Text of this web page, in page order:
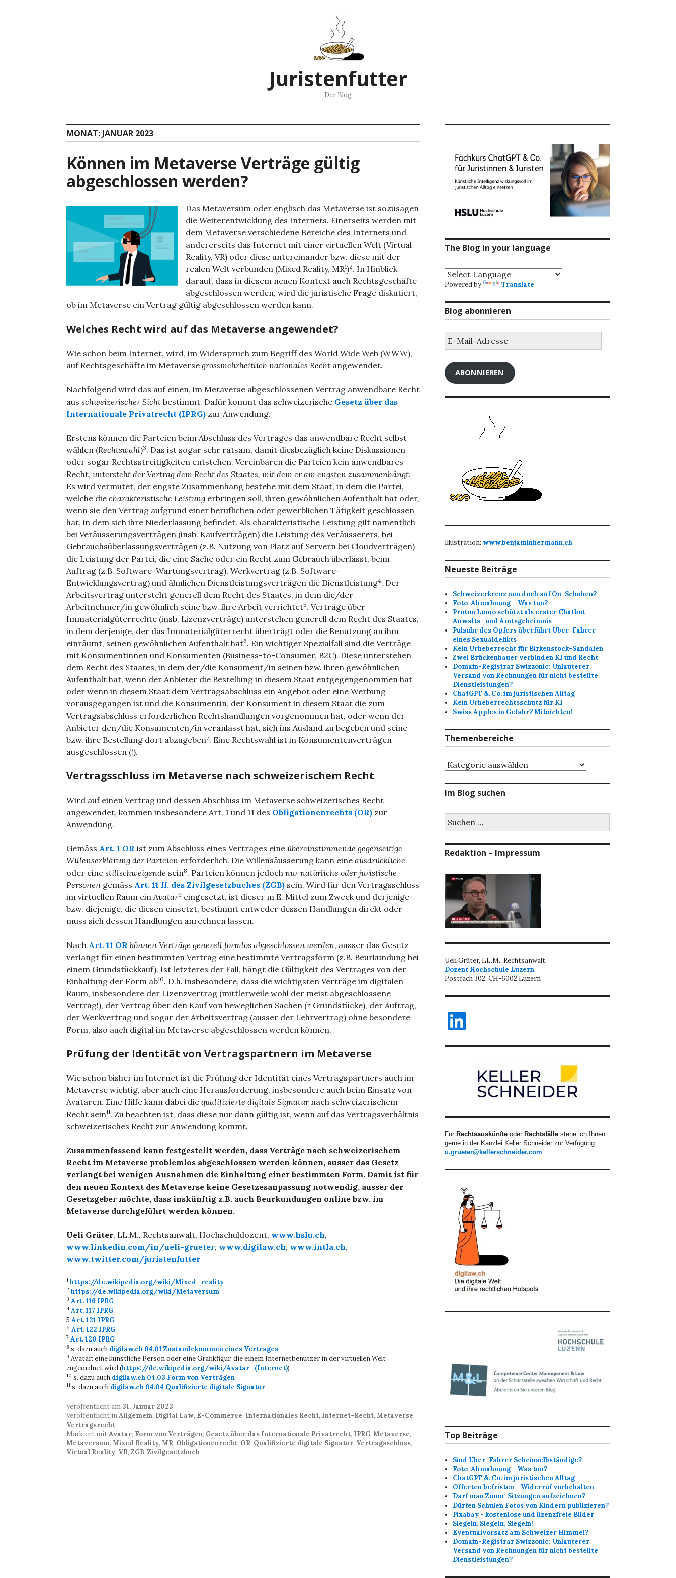
Juristenfutter
Der Blog
MONAT: JANUAR 2023
Können im Metaverse Verträge gültig
abgeschlossen werden?
Das Metaversum oder englisch das Metaverse ist sozusagen
die Weiterentwicklung des Internets. Einerseits werden mit
dem Metaverse verschiedene Bereiche des Internets und
andererseits das Internet mit einer virtuellen Welt (Virtual
Reality, VR) oder diese untereinander bzw. diese mit der
realen Welt verbunden (Mixed Reality, MR1)2. In Hinblick
darauf, dass in diesem neuen Kontext auch Rechtsgeschäfte
abgeschlossen werden, wird die juristische Frage diskutiert,
ob im Metaverse ein Vertrag gültig abgeschlossen werden kann.
Welches Recht wird auf das Metaverse angewendet?
Wie schon beim Internet, wird, im Widerspruch zum Begriff des World Wide Web (WWW),
auf Rechtsgeschäfte im Metaverse grossmehrheitlich nationales Recht angewendet.
Nachfolgend wird das auf einen, im Metaverse abgeschlossenen Vertrag anwendbare Recht
aus schweizerischer Sicht bestimmt. Dafür kommt das schweizerische Gesetz über das
Internationale Privatrecht (IPRG) zur Anwendung.
Erstens können die Parteien beim Abschluss des Vertrages das anwendbare Recht selbst
wählen (Rechtswahl)3. Das ist sogar sehr ratsam, damit diesbezüglich keine Diskussionen
oder sogar Rechtsstreitigkeiten entstehen. Vereinbaren die Parteien kein anwendbares
Recht, untersteht der Vertrag dem Recht des Staates, mit dem er am engsten zusammenhängt.
Es wird vermutet, der engste Zusammenhang bestehe mit dem Staat, in dem die Partei,
welche die charakteristische Leistung erbringen soll, ihren gewöhnlichen Aufenthalt hat oder,
wenn sie den Vertrag aufgrund einer beruflichen oder gewerblichen Tätigkeit geschlossen
hat, in dem sich ihre Niederlassung befindet. Als charakteristische Leistung gilt namentlich
bei Veräusserungsverträgen (insb. Kaufverträgen) die Leistung des Veräusserers, bei
Gebrauchsüberlassungsverträgen (z.B. Nutzung von Platz auf Servern bei Cloudverträgen)
die Leistung der Partei, die eine Sache oder ein Recht zum Gebrauch überlässt, beim
Auftrag (z.B. Software-Wartungsvertrag), Werkvertrag (z.B. Software-
Entwicklungsvertrag) und ähnlichen Dienstleistungsverträgen die Dienstleistung4. Der
Arbeitsvertrag untersteht generell dem Recht des Staates, in dem die/der
Arbeitnehmer/in gewöhnlich seine bzw. ihre Arbeit verrichtet5. Verträge über
Immaterialgüterrechte (insb. Lizenzverträge) unterstehen generell dem Recht des Staates,
in dem derjenige, der das Immaterialgüterrecht überträgt oder die Benutzung an ihm
einräumt, seinen gewöhnlichen Aufenthalt hat6. Ein wichtiger Spezialfall sind die Verträge
mit Konsumentinnen und Konsumenten (Business-to-Consumer, B2C). Diese unterstehen
dem Recht des Staates, in dem der/die Konsument/in seinen bzw. ihren gewöhnlichen
Aufenthalt hat, wenn der Anbieter die Bestellung in diesem Staat entgegengenommen hat
oder wenn in diesem Staat dem Vertragsabschluss ein Angebot oder eine Werbung
vorausgegangen ist und die Konsumentin, der Konsument in diesem Staat die zum
Vertragsabschluss erforderlichen Rechtshandlungen vorgenommen hat, oder wenn der
Anbieter den/die Konsumenten/in veranlasst hat, sich ins Ausland zu begeben und seine
bzw. ihre Bestellung dort abzugeben7. Eine Rechtswahl ist in Konsumentenverträgen
ausgeschlossen (!).
Vertragsschluss im Metaverse nach schweizerischem Recht
Wird auf einen Vertrag und dessen Abschluss im Metaverse schweizerisches Recht
angewendet, kommen insbesondere Art. 1 und 11 des Obligationenrechts (OR) zur
Anwendung.
Gemäss Art. 1 OR ist zum Abschluss eines Vertrages eine übereinstimmende gegenseitige
Willenserklärung der Parteien erforderlich. Die Willensäusserung kann eine ausdrückliche
oder eine stillschweigende sein8. Parteien können jedoch nur natürliche oder juristische
Personen gemäss Art. 11 ff. des Zivilgesetzbuches (ZGB) sein. Wird für den Vertragsschluss
im virtuellen Raum einAvatar9 eingesetzt, ist dieser m.E. Mittel zum Zweck und derjenige
bzw. diejenige, die diesen einsetzt, bestimmt entweder dessen Handlungen direkt oder
muss sich dessen Handlungen anrechnen lassen.
Nach Art. 11 OR können Verträge generell formlos abgeschlossen werden, ausser das Gesetz
verlangt für einen bestimmten Vertrag eine bestimmte Vertragsform (z.B. Beurkundung bei
einem Grundstückkauf). Ist letzteres der Fall, hängt die Gültigkeit des Vertrages von der
Einhaltung der Form ab10. D.h. insbesondere, dass die wichtigsten Verträge im digitalen
Raum, insbesondere der Lizenzvertrag (mittlerweile wohl der meist abgeschlossene
Vertrag!), der Vertrag über den Kauf von beweglichen Sachen (≠ Grundstücke), der Auftrag,
der Werkvertrag und sogar der Arbeitsvertrag (ausser der Lehrvertrag) ohne besondere
Form, also auch digital im Metaverse abgeschlossen werden können.
Prüfung der Identität von Vertragspartnern im Metaverse
Wie schon bisher im Internet ist die Prüfung der Identität eines Vertragspartners auch im
Metaverse wichtig, aber auch eine Herausforderung, insbesondere auch beim Einsatz von
Avataren. Eine Hilfe kann dabei die qualifizierte digitale Signaturnach schweizerischem
Recht sein11. Zu beachten ist, dass diese nur dann gültig ist, wenn auf das Vertragsverhältnis
schweizerisches Recht zur Anwendung kommt.
Zusammenfassend kann festgestellt werden, dass Verträge nach schweizerischem
Recht im Metaverse problemlos abgeschlossen werden können, ausser das Gesetz
verlangt bei wenigen Ausnahmen die Einhaltung einer bestimmten Form. Damit ist für
den neuen Kontext des Metaverse keine Gesetzesanpassung notwendig, ausser der
Gesetzgeber möchte, dass inskünftig z.B. auch Beurkundungen online bzw. im
Metaverse durchgeführt werden können.
Ueli Grüter, LL.M., Rechtsanwalt, Hochschuldozent, www.hslu.ch,
www.linkedin.com/in/ueli-grueter, www.digilaw.ch, www.intla.ch,
www.twitter.com/juristenfutter
1 https://de.wikipedia.org/wiki/Mixed_reality
2 https://de.wikipedia.org/wiki/Metaversum
3 Art. 116 IPRG
4 Art. 117 IPRG
5 Art. 121 IPRG
6 Art. 122 IPRG
7 Art. 120 IPRG
8 s. dazu auch digilaw.ch 04.01 Zustandekommen eines Vertrages
9 Avatar: eine künstliche Person oder eine Grafikfigur, die einem Internetbenutzer in der virtuellen Welt
zugeordnet wird (https://de.wikipedia.org/wiki/Avatar_(Internet))
10 s. dazu auch digilaw.ch 04.03 Form von Verträgen
11 s. dazu auch digilaw.ch 04.04 Qualifizierte digitale Signatur
Veröffentlicht am 31. Januar 2023
Veröffentlicht inAllgemein, Digital Law, E-Commerce, Internationales Recht, Internet-Recht, Metaverse,
Vertragsrecht
Markiert mitAvatar, Form von Verträgen, Gesetz über das Internationale Privatrecht, IPRG, Metaverse,
Metaversum, Mixed Reality, MR, Obligationenrecht, OR, Qualifizierte digitale Signatur, Vertragsschluss,
Virtual Reality, VR, ZGB, Zivilgesetzbuch
The Blog in your language
Powered by Translate
Blog abonnieren
Mail-
ABONNIEREN
Illustration: www.benjaminhermann.ch
Neueste Beiträge
Schweizerkreuz nun doch auf On-Schuhen?
Foto-Abmahnung – Was tun?
Proton Lumo schützt als erster Chatbot
Anwalts- und Amtsgeheimnis
Pulsuhr des Opfers überführt Uber-Fahrer
eines Sexualdelikts
Kein Urheberrecht für Birkenstock-Sandalen
Zwei Brückenbauer verbinden KI und Recht
Domain-Registrar Swizzonic: Unlauterer
Versand von Rechnungen für nicht bestellte
Dienstleistungen?
ChatGPT &. Co. im juristischen Alltag
Kein Urheberrechtsschutz für KI
Swiss Apples in Gefahr? Mitnichten!
Themenbereiche
Themenbereiche
Im Blog suchen
nach:
Redaktion – Impressum
Ueli Grüter, LL.M., Rechtsanwalt,
Dozent Hochschule Luzern,
Postfach 302, CH-6002 Luzern
LinkedIn
Für Rechtsauskünfte oder Rechtsfälle stehe ich Ihnen
gerne in der Kanzlei Keller Schneider zur Verfügung:
u.grueter@kellerschneider.com
Top Beiträge
Sind Uber-Fahrer Scheinselbständige?
Foto-Abmahnung - Was tun?
ChatGPT &. Co. im juristischen Alltag
Offerten befristen - Widerruf vorbehalten
Darf man Zoom-Sitzungen aufzeichnen?
Dürfen Schulen Fotos von Kindern publizieren?
Pixabay - kostenlose und lizenzfreie Bilder
Siegeln, Siegeln, Siegeln!
Eventualvorsatz am Schweizer Himmel?
Domain-Registrar Swizzonic: Unlauterer
Versand von Rechnungen für nicht bestellte
Dienstleistungen?